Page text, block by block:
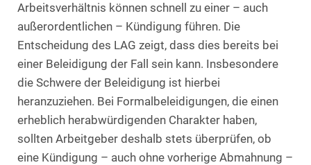
Arbeitsverhältnis können schnell zu einer – auch
außerordentlichen – Kündigung führen. Die
Entscheidung des LAG zeigt, dass dies bereits bei
einer Beleidigung der Fall sein kann. Insbesondere
die Schwere der Beleidigung ist hierbei
heranzuziehen. Bei Formalbeleidigungen, die einen
erheblich herabwürdigenden Charakter haben,
sollten Arbeitgeber deshalb stets überprüfen, ob
eine Kündigung – auch ohne vorherige Abmahnung –